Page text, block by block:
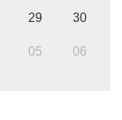
29 30
05 06